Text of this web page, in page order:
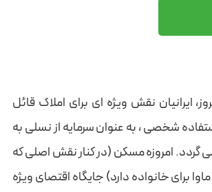
ایرانیان نقش ویژه ای برای املاک قائل
شخصی ، به عنوان سرمایه از نسلی به
گردد. امروزه مسکن (در کنار نقش اصلی که
برای خانواده دارد) جایگاه اقتصای ویژه